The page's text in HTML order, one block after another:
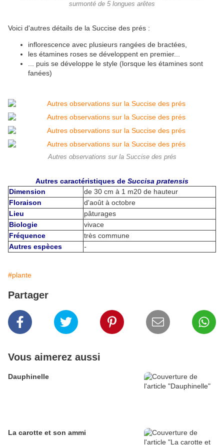
surmonté de 5 longues arêtes
Voici d'autres détails de la Succise des prés :
inflorescence avec plusieurs rangées de bractées,
les étamines roses se développent en premier...
... puis se développe le style (lorsque les étamines sont
fanées)
Autres observations sur la Succise des prés
Autres caractéristiques de Succisa pratensis
Dimension
de 30 cm à 1 m20 de hauteur
Floraison
d'août à octobre
Lieu
pâturages
Biologie
vivace
Fréquence
très commune
Autres espèces
-
#plante
Partager
Vous aimerez aussi
Dauphinelle
La carotte et son ammi